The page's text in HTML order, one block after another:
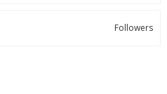
Followers